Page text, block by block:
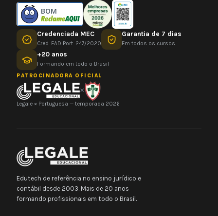
BOM
Credenciada MEC
Cred. EAD Port. 247/2020
Garantia de 7 dias
Em todos os cursos
+20 anos
Formando em todo o Brasil
PATROCINADORA OFICIAL
×
Legale × Portuguesa — temporada 2026
Edutech de referência no ensino jurídico e
contábil desde 2003. Mais de 20 anos
formando profissionais em todo o Brasil.